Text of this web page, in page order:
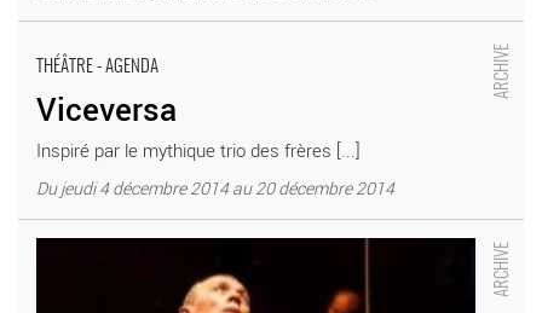
THÉÂTRE - AGENDA
Viceversa
Inspiré par le mythique trio des frères [...]
Du jeudi 4 décembre 2014 au 20 décembre 2014
Académie Fratellini